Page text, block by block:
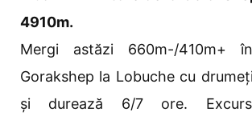
4910m.
Mergi astăzi 660m-/410m+
Gorakshep la Lobuche cu
și durează 6/7 ore.